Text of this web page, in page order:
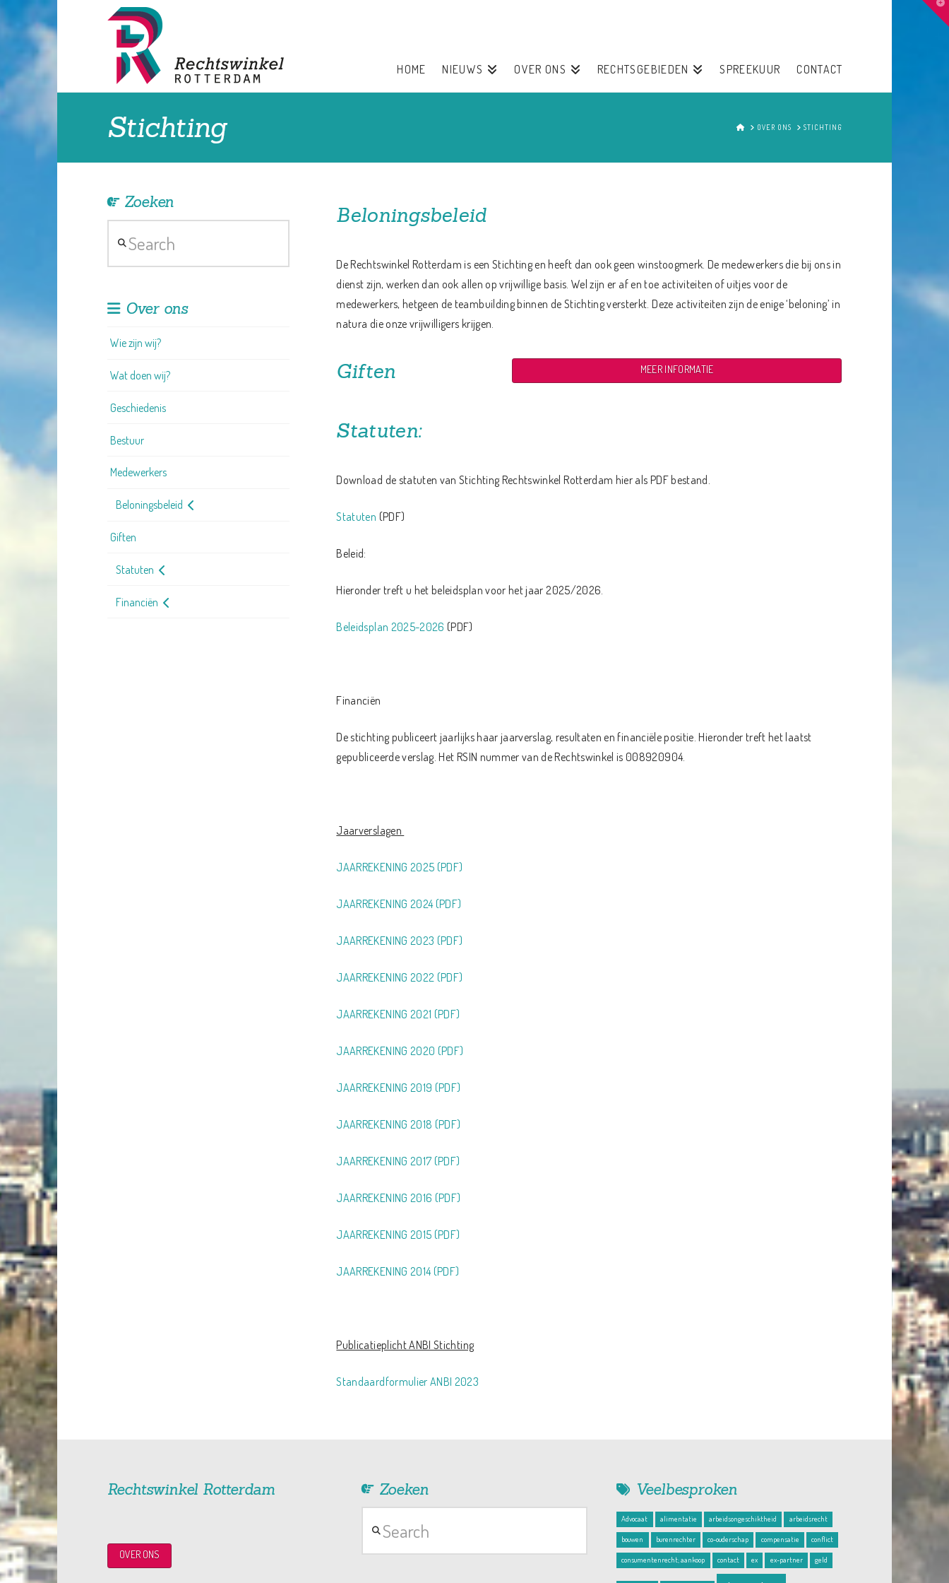
HOME NIEUWS OVER ONS RECHTSGEBIEDEN SPREEKUUR CONTACT
Stichting HOMEOVER ONS STICHTING
Beloningsbeleid
De Rechtswinkel Rotterdam is een Stichting en heeft dan ook geen winstoogmerk. De medewerkers die bij ons in
dienst zijn, werken dan ook allen op vrijwillige basis. Wel zijn er af en toe activiteiten of uitjes voor de
medewerkers, hetgeen de teambuilding binnen de Stichting versterkt. Deze activiteiten zijn de enige ‘beloning’ in
natura die onze vrijwilligers krijgen.
Giften MEER INFORMATIE
Statuten:
Download de statuten van Stichting Rechtswinkel Rotterdam hier als PDF bestand.
Statuten (PDF)
Beleid:
Hieronder treft u het beleidsplan voor het jaar 2025/2026.
Beleidsplan 2025-2026 (PDF)
Financiën
De stichting publiceert jaarlijks haar jaarverslag, resultaten en financiële positie. Hieronder treft het laatst
gepubliceerde verslag. Het RSIN nummer van de Rechtswinkel is 008920904.
Jaarverslagen
JAARREKENING 2025 (PDF)
JAARREKENING 2024 (PDF)
JAARREKENING 2023 (PDF)
JAARREKENING 2022 (PDF)
JAARREKENING 2021 (PDF)
JAARREKENING 2020 (PDF)
JAARREKENING 2019 (PDF)
JAARREKENING 2018 (PDF)
JAARREKENING 2017 (PDF)
JAARREKENING 2016 (PDF)
JAARREKENING 2015 (PDF)
JAARREKENING 2014 (PDF)
Publicatieplicht ANBI Stichting
Standaardformulier ANBI 2023
Zoeken
Over ons
Wie zijn wij?
Wat doen wij?
Geschiedenis
Bestuur
Medewerkers
Beloningsbeleid
Giften
Statuten
Financiën
Rechtswinkel Rotterdam
OVER ONS
Zoeken Veelbesproken
Advocaat alimentatie arbeidsongeschiktheid arbeidsrecht
bouwen burenrechter co-ouderschap compensatie conflict
consumentenrecht; aankoop contact ex ex-partner geld